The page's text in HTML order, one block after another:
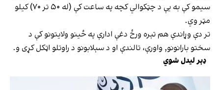
سیمو کې به یې د چټکوالي کچه په ساعت کې (له ۵۰ تر ۷۰) کیلو
مټر وي.
تر دې وړاندې هم تېره ورځ دغې ادارې په ځینو ولایتونو کې د
سختو بارانونو, واورې، تالندې او د سېلابونو د راوتلو اټکل کړی و.
ډېر لیدل شوي